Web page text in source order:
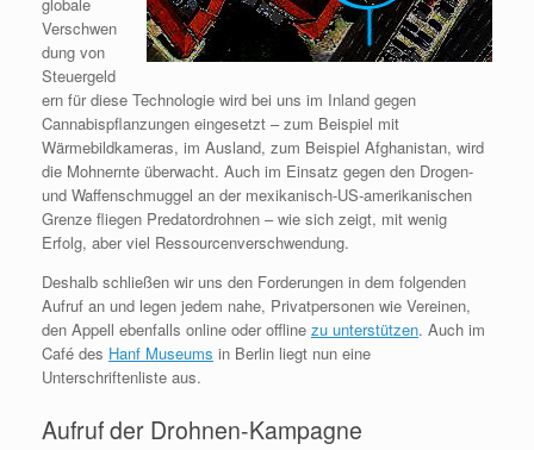
Verschwen
dung von
Steuergeld
ern für diese Technologie wird bei uns im Inland gegen
Cannabispflanzungen eingesetzt – zum Beispiel mit
Wärmebildkameras, im Ausland, zum Beispiel Afghanistan, wird
die Mohnernte überwacht. Auch im Einsatz gegen den Drogen-
und Waffenschmuggel an der mexikanisch-US-amerikanischen
Grenze fliegen Predatordrohnen – wie sich zeigt, mit wenig
Erfolg, aber viel Ressourcenverschwendung.
Deshalb schließen wir uns den Forderungen in dem folgenden
Aufruf an und legen jedem nahe, Privatpersonen wie Vereinen,
den Appell ebenfalls online oder offline zu unterstützen. Auch im
Café des Hanf Museums in Berlin liegt nun eine
Unterschriftenliste aus.
Aufruf der Drohnen-Kampagne